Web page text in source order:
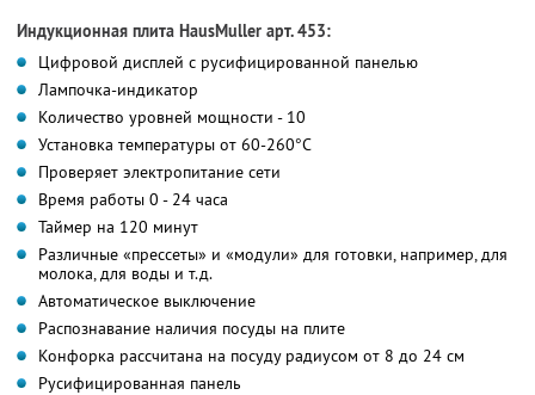
Индукционная плита HausMuller арт. 453:
Цифровой дисплей c русифицированной панелью
Лампочка-индикатор
Количество уровней мощности - 10
Установка температуры от 60-260°C
Проверяет электропитание сети
Время работы 0 - 24 часа
Таймер на 120 минут
Различные «прессеты» и «модули» для готовки, например, для
молока, для воды и т.д.
Автоматическое выключение
Распознавание наличия посуды на плите
Конфорка рассчитана на посуду радиусом от 8 до 24 см
Русифицированная панель